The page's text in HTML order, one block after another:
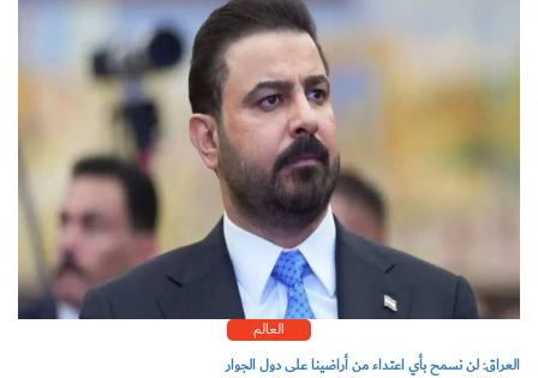
العالم
العراق: لن نسمح بأي اعتداء من أراضينا على دول الجوار